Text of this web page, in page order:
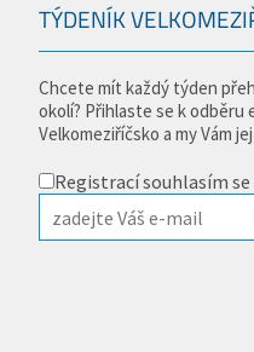
TÝDENÍK
Chcete mít každý týden
okolí? Přihlaste se k
Velkomeziříčsko a my Vám
Registrací souhlasím se